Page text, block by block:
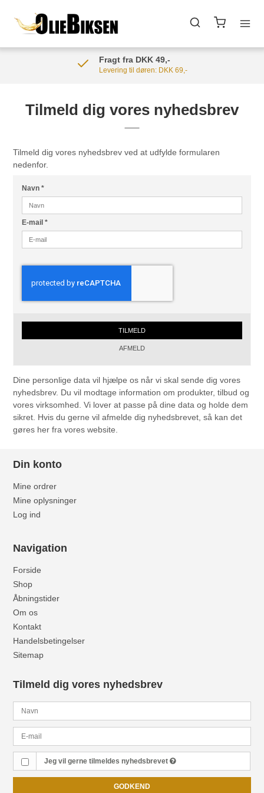
Fragt fra DKK 49,-
Levering til døren: DKK 69,-
Tilmeld dig vores nyhedsbrev
Tilmeld dig vores nyhedsbrev ved at udfylde formularen
nedenfor.
Navn*
E-mail*
TILMELD
AFMELD
Dine personlige data vil hjælpe os når vi skal sende dig vores
nyhedsbrev. Du vil modtage information om produkter, tilbud og
vores virksomhed. Vi lover at passe på dine data og holde dem
sikret. Hvis du gerne vil afmelde dig nyhedsbrevet, så kan det
gøres her fra vores website.
Din konto
Mine ordrer
Mine oplysninger
Log ind
Navigation
Forside
Shop
Åbningstider
Om os
Kontakt
Handelsbetingelser
Sitemap
Tilmeld dig vores nyhedsbrev
Jeg vil gerne tilmeldes nyhedsbrevet
GODKEND